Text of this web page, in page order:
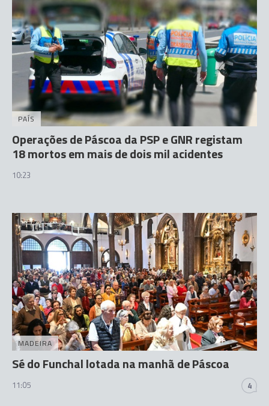
PAÍS
Operações de Páscoa da PSP e GNR registam
18 mortos em mais de dois mil acidentes
10:23
MADEIRA
Sé do Funchal lotada na manhã de Páscoa
11:05 4